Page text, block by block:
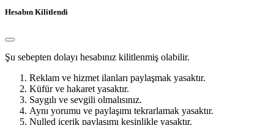
Hesabın Kilitlendi
Şu sebepten dolayı hesabınız kilitlenmiş olabilir.
Reklam ve hizmet ilanları paylaşmak yasaktır.
Küfür ve hakaret yasaktır.
Saygılı ve sevgili olmalısınız.
Aynı yorumu ve paylaşımı tekrarlamak yasaktır.
Nulled içerik paylaşımı kesinlikle yasaktır.